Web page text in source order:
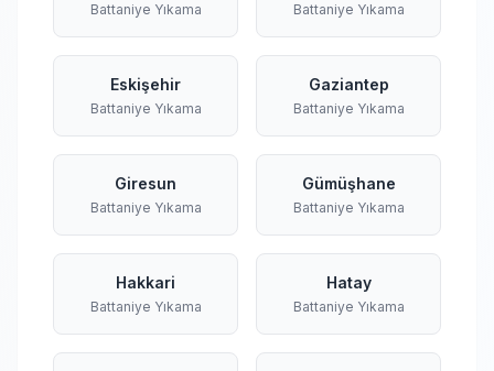
Battaniye Yıkama Battaniye Yıkama
Eskişehir
Battaniye Yıkama
Gaziantep
Battaniye Yıkama
Giresun
Battaniye Yıkama
Gümüşhane
Battaniye Yıkama
Hakkari
Battaniye Yıkama
Hatay
Battaniye Yıkama